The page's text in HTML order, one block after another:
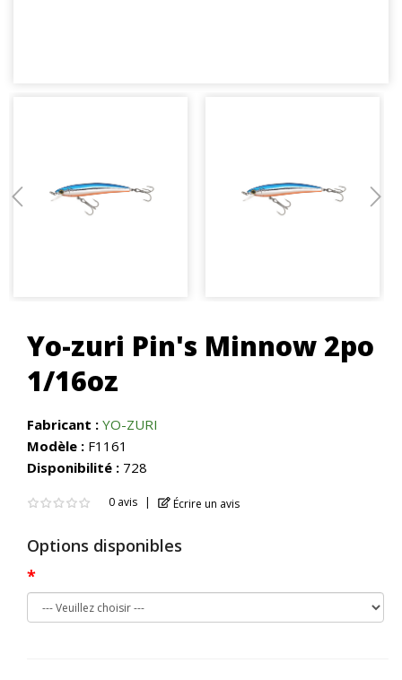
Yo-zuri Pin's Minnow 2po
1/16oz
Fabricant : YO-ZURI
Modèle : F1161
Disponibilité : 728
0 avis Écrire un avis
Options disponibles